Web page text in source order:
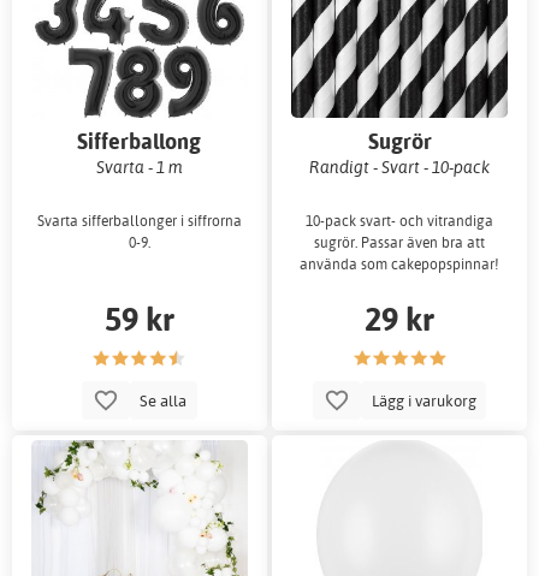
Sifferballong
Svarta - 1 m
Svarta sifferballonger i siffrorna
0-9.
59 kr
Se alla
Sugrör
Randigt - Svart - 10-pack
10-pack svart- och vitrandiga
sugrör. Passar även bra att
använda som cakepopspinnar!
29 kr
Lägg i varukorg